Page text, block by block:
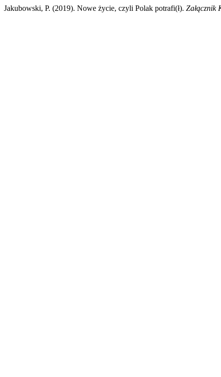
Jakubowski, P. (2019). Nowe życie, czyli Polak potrafi(ł). Załącznik